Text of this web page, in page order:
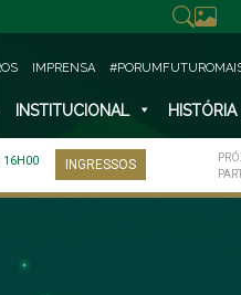
IMPRENSA
INSTITUCIONAL HISTÓRIA
16H00
INGRESSOS